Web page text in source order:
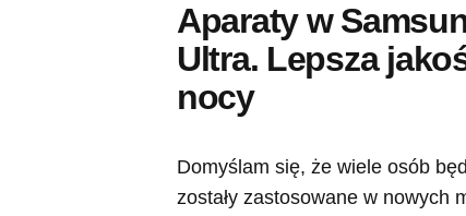
Aparaty w
Ultra. Lepsza
nocy
Domyślam się, że wiele osób
zostały zastosowane w nowych